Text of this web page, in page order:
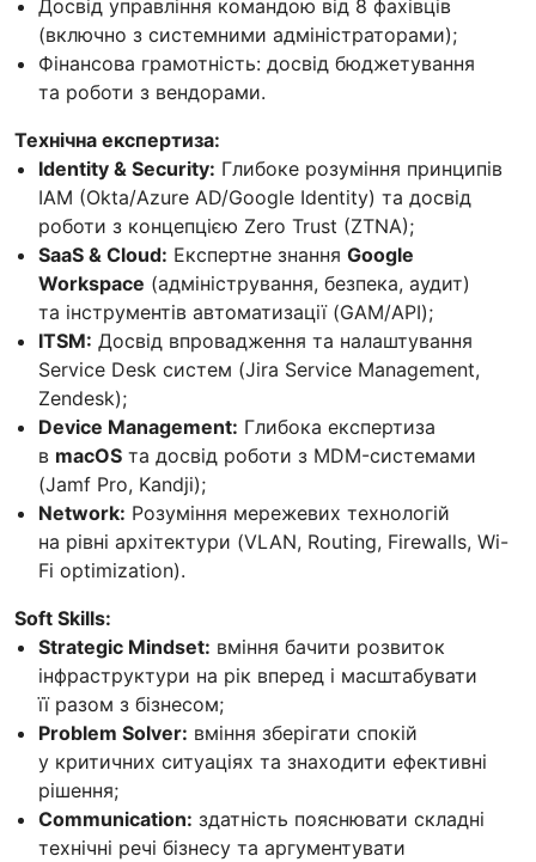
Досвід управління командою від 8 фахівців
(включно з системними адміністраторами);
Фінансова грамотність: досвід бюджетування
та роботи з вендорами.
Технічна експертиза:
Identity & Security: Глибоке розуміння принципів
IAM (Okta/Azure AD/Google Identity) та досвід
роботи з концепцією Zero Trust (ZTNA);
SaaS & Cloud: Експертне знання Google
Workspace (адміністрування, безпека, аудит)
та інструментів автоматизації (GAM/API);
ITSM: Досвід впровадження та налаштування
Service Desk систем (Jira Service Management,
Zendesk);
Device Management: Глибока експертиза
в macOS та досвід роботи з MDM-системами
(Jamf Pro, Kandji);
Network: Розуміння мережевих технологій
на рівні архітектури (VLAN, Routing, Firewalls, Wi-
Fi optimization).
Soft Skills:
Strategic Mindset: вміння бачити розвиток
інфраструктури на рік вперед і масштабувати
її разом з бізнесом;
Problem Solver: вміння зберігати спокій
у критичних ситуаціях та знаходити ефективні
рішення;
Communication: здатність пояснювати складні
технічні речі бізнесу та аргументувати